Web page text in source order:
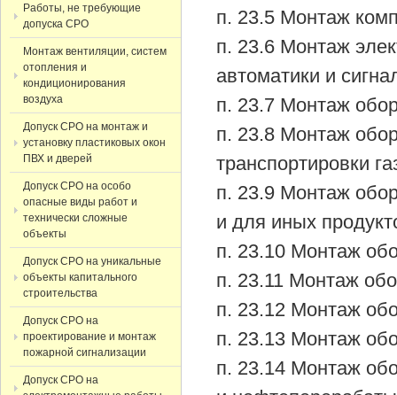
п. 23.5 Монтаж
п. 23.6 Монтаж
автоматики и
п. 23.7 Монтаж
п. 23.8 Монтаж
транспортировки
п. 23.9 Монтаж
и для иных
п. 23.10 Монтаж
п. 23.11 Монтаж
п. 23.12 Монтаж
п. 23.13 Монтаж
п. 23.14 Монтаж
Работы, не требующие
допуска СРО
Монтаж вентиляции, систем
отопления и
кондиционирования
воздуха
Допуск СРО на монтаж и
установку пластиковых окон
ПВХ и дверей
Допуск СРО на особо
опасные виды работ и
технически сложные
объекты
Допуск СРО на уникальные
объекты капитального
строительства
Допуск СРО на
проектирование и монтаж
пожарной сигнализации
Допуск СРО на